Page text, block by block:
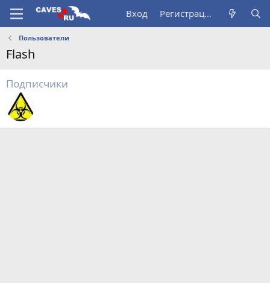
Вход Регистрация
Пользователи
Flash
Подписчики